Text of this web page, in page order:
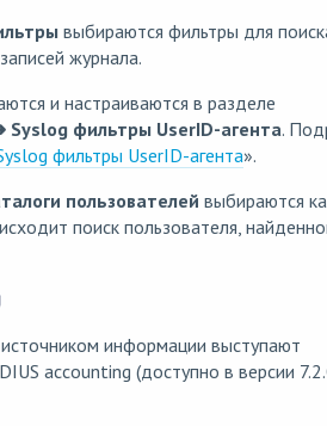
выбираются фильтры для
журнала.
и настраиваются в разделе
Syslog фильтры UserID-агента.
фильтры UserID-агента».
пользователей выбираются
поиск пользователя,
источником информации выступают
accounting (доступно в версии